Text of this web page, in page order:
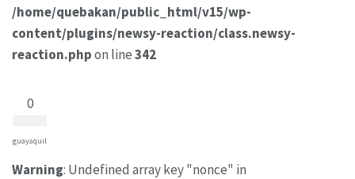
/home/quebakan/public_html/v15/wp-
content/plugins/newsy-reaction/class.newsy-
reaction.phpon line342
0
guayaquil
Warning: Undefined array key "nonce" in